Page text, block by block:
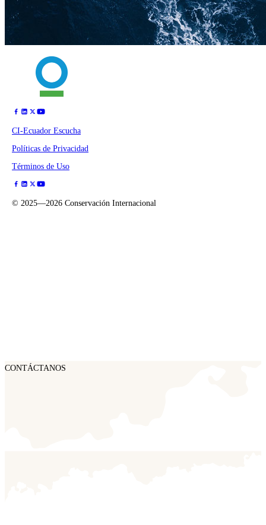
CI-Ecuador Escucha
Políticas de Privacidad
Términos de Uso
© 2025—2026 Conservación Internacional
CONTÁCTANOS